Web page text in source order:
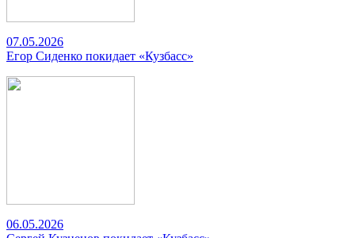
07.05.2026
Егор Сиденко покидает «Кузбасс»
06.05.2026